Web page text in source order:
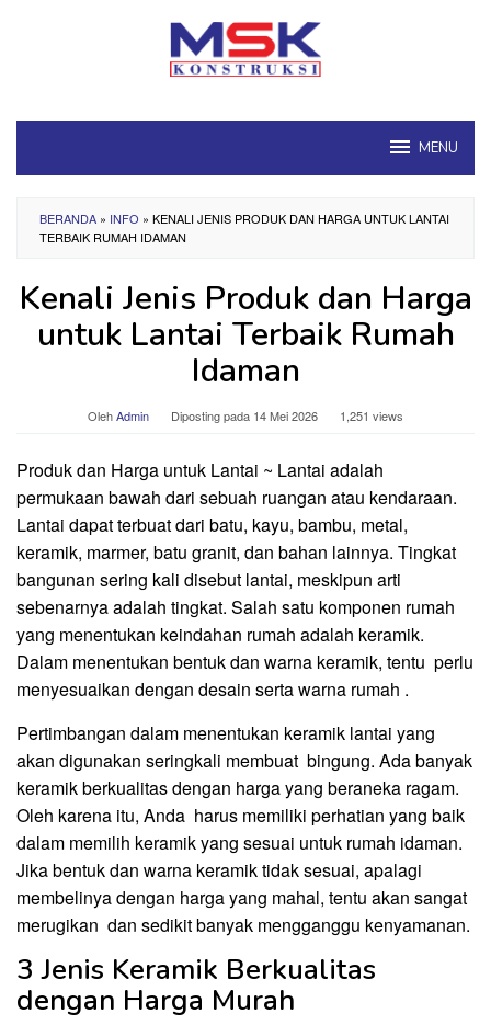
MENU
BERANDA » INFO » KENALI JENIS PRODUK DAN HARGA UNTUK LANTAI
TERBAIK RUMAH IDAMAN
Kenali Jenis Produk dan Harga
untuk Lantai Terbaik Rumah
Idaman
OlehAdmin Diposting pada 14 Mei 2026 1,251 views
Produk dan Harga untuk Lantai ~ Lantai adalah
permukaan bawah dari sebuah ruangan atau kendaraan.
Lantai dapat terbuat dari batu, kayu, bambu, metal,
keramik, marmer, batu granit, dan bahan lainnya. Tingkat
bangunan sering kali disebut lantai, meskipun arti
sebenarnya adalah tingkat. Salah satu komponen rumah
yang menentukan keindahan rumah adalah keramik.
Dalam menentukan bentuk dan warna keramik, tentu perlu
menyesuaikan dengan desain serta warna rumah .
Pertimbangan dalam menentukan keramik lantai yang
akan digunakan seringkali membuat bingung. Ada banyak
keramik berkualitas dengan harga yang beraneka ragam.
Oleh karena itu, Anda harus memiliki perhatian yang baik
dalam memilih keramik yang sesuai untuk rumah idaman.
Jika bentuk dan warna keramik tidak sesuai, apalagi
membelinya dengan harga yang mahal, tentu akan sangat
merugikan dan sedikit banyak mengganggu kenyamanan.
3 Jenis Keramik Berkualitas
dengan Harga Murah